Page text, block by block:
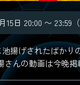
15日 20:00 〜
揚げされたばか
んの動画は今晩